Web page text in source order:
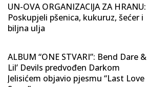
UN-OVA ORGANIZACIJA ZA HRANU:
Poskupjeli pšenica, kukuruz, šećer i
biljna ulja
ALBUM “ONE STVARI”: Bend Dare &
Lil’ Devils predvođen Darkom
Jelisićem objavio pjesmu “Last Love